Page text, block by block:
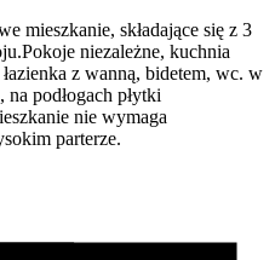
mieszkanie, składające się z 3
niezależne, kuchnia
z wanną, bidetem, wc. w
podłogach płytki
nie wymaga
parterze.